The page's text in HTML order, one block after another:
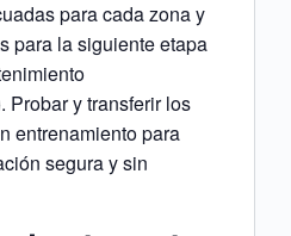
para cada zona y
para la siguiente etapa
Probar y transferir los
entrenamiento para
segura y sin